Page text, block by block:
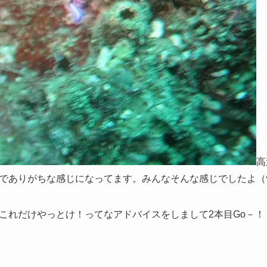
ありがちな感じになってます。みんなそんな感じでしたよ
れだけやっとけ！ってなアドバイスをしまして2本目Go－！